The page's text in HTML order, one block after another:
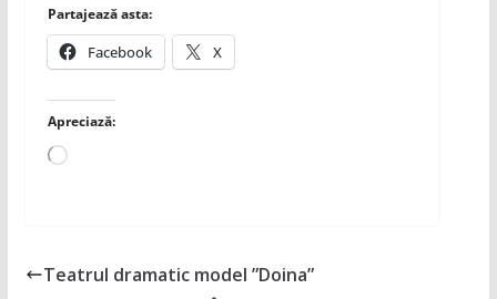
Partajează asta:
Facebook X
Apreciază:
Încarc...
Teatrul dramatic model ”Doina”